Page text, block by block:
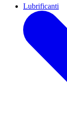
Lubrificanti